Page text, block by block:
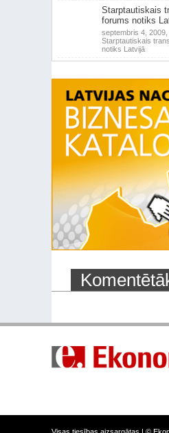
Starptautiskais
forums notiks
septembris 4, 2009,
Starptautiskais
notiks Latvijā